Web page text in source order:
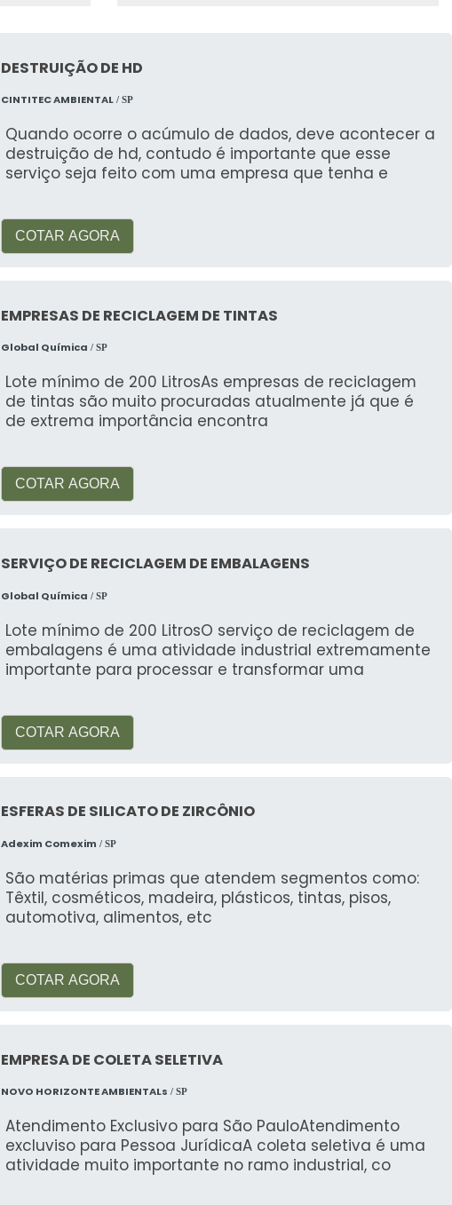
DESTRUIÇÃO DE HD
CINTITEC AMBIENTAL / SP
Quando ocorre o acúmulo de dados, deve acontecer a
destruição de hd, contudo é importante que esse
serviço seja feito com uma empresa que tenha e
COTAR AGORA
EMPRESAS DE RECICLAGEM DE TINTAS
Global Química / SP
Lote mínimo de 200 LitrosAs empresas de reciclagem
de tintas são muito procuradas atualmente já que é
de extrema importância encontra
COTAR AGORA
SERVIÇO DE RECICLAGEM DE EMBALAGENS
Global Química / SP
Lote mínimo de 200 LitrosO serviço de reciclagem de
embalagens é uma atividade industrial extremamente
importante para processar e transformar uma
COTAR AGORA
ESFERAS DE SILICATO DE ZIRCÔNIO
Adexim Comexim / SP
São matérias primas que atendem segmentos como:
Têxtil, cosméticos, madeira, plásticos, tintas, pisos,
automotiva, alimentos, etc
COTAR AGORA
EMPRESA DE COLETA SELETIVA
NOVO HORIZONTE AMBIENTALs / SP
Atendimento Exclusivo para São PauloAtendimento
excluviso para Pessoa JurídicaA coleta seletiva é uma
atividade muito importante no ramo industrial, co